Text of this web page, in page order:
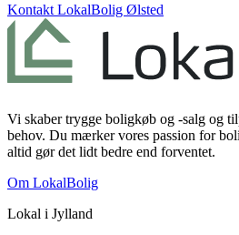
Kontakt LokalBolig Ølsted
Vi skaber trygge boligkøb og -salg og
behov. Du mærker vores passion for
altid gør det lidt bedre end forventet.
Om LokalBolig
Lokal i Jylland